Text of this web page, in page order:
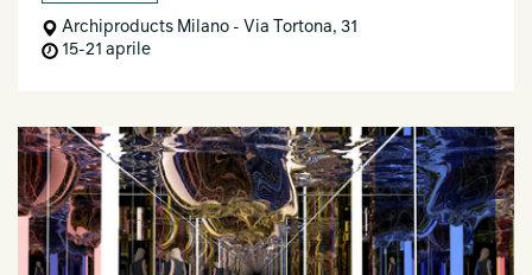
Archiproducts Milano - Via Tortona, 31
15-21 aprile